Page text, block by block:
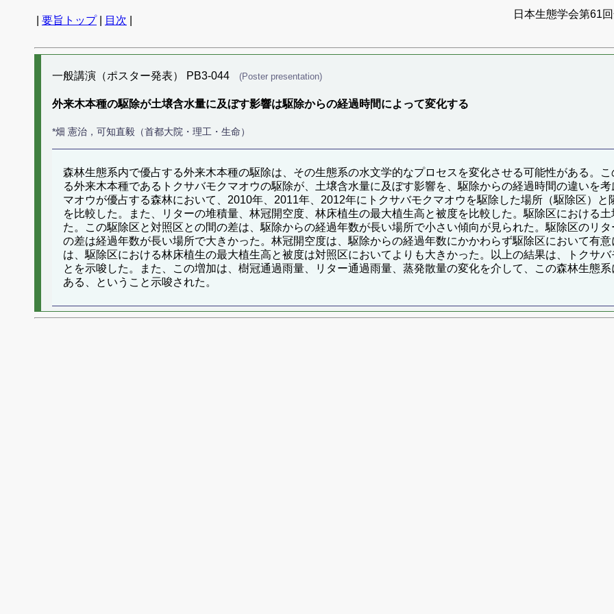
要旨トップ| 目次
日本生態学会第61
一般講演（ポスター発表） PB3-044 (Poster presentation)
外来木本種の駆除が土壌含水量に及ぼす影響は駆除からの経過時間によって変化する
*畑 憲治，可知直毅（首都大院・理工・生命）
森林生態系内で優占する外来木本種の駆除は、その生態系の水文学的なプロセスを変化させる可能性がある。
る外来木本種であるトクサバモクマオウの駆除が、土壌含水量に及ぼす影響を、駆除からの経過時間の違いを
マオウが優占する森林において、2010年、2011年、2012年にトクサバモクマオウを駆除した場所（駆除区）
を比較した。また、リターの堆積量、林冠開空度、林床植生の最大植生高と被度を比較した。駆除区における
た。この駆除区と対照区との間の差は、駆除からの経過年数が長い場所で小さい傾向が見られた。駆除区のリ
の差は経過年数が長い場所で大きかった。林冠開空度は、駆除からの経過年数にかかわらず駆除区において有
は、駆除区における林床植生の最大植生高と被度は対照区においてよりも大きかった。以上の結果は、トクサ
とを示唆した。また、この増加は、樹冠通過雨量、リター通過雨量、蒸発散量の変化を介して、この森林生態
ある、ということ示唆された。